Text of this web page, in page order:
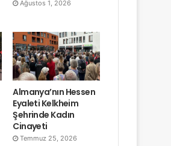
Ağustos 1, 2026
Almanya’nın Hessen
Eyaleti Kelkheim
Şehrinde Kadın
Cinayeti
Temmuz 25, 2026